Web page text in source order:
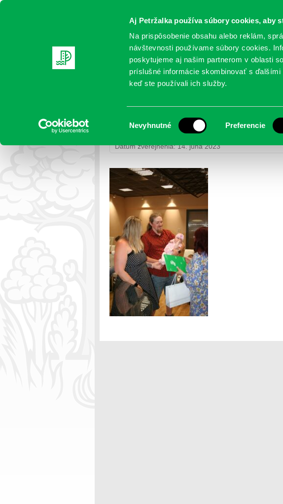
Aj Petržalka používa súbory cookies, aby
Na prispôsobenie obsahu alebo reklám,
návštevnosti používame súbory cookies.
poskytujeme aj našim partnerom v oblasti
príslušné informácie skombinovať s
keď ste používali ich služby.
súhlasu
Nevyhnutné Preferencie
Oficiálne
AKTUALITY SAMOSPRÁVA ORGANIZÁCIE
IMG_5999
Petržalka>Fotogalérie >Uvítanie detí – 3.6.2023
>
Dátum zverejnenia: 14. júna 2023